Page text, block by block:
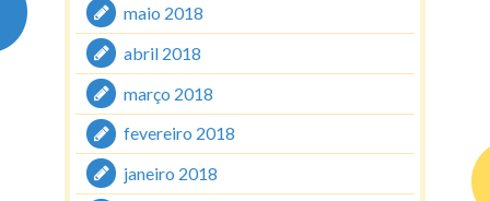
maio 2018
abril 2018
março 2018
fevereiro 2018
janeiro 2018